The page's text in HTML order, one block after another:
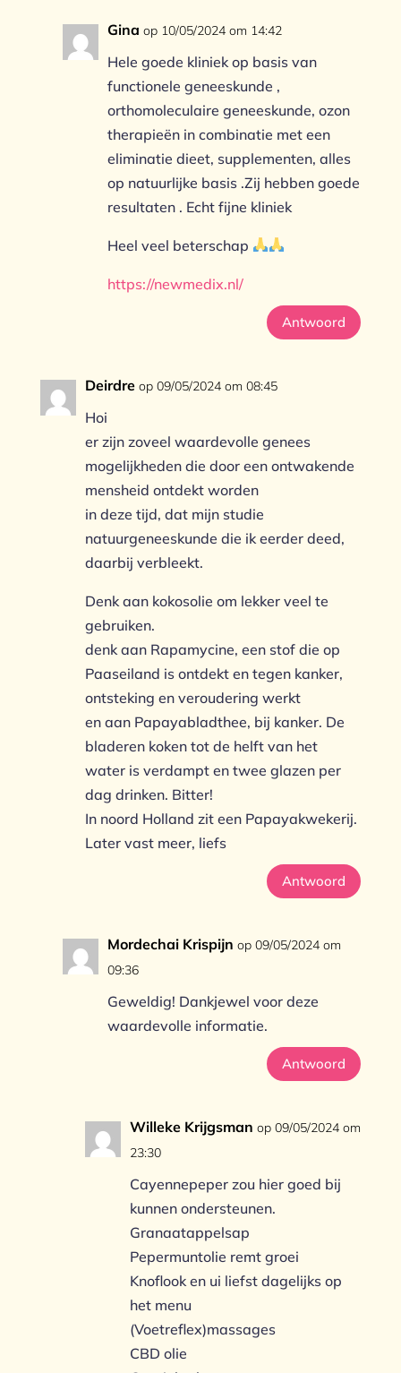
Gina op 10/05/2024 om 14:42
Hele goede kliniek op basis van
functionele geneeskunde ,
orthomoleculaire geneeskunde, ozon
therapieën in combinatie met een
eliminatie dieet, supplementen, alles
op natuurlijke basis .Zij hebben goede
resultaten . Echt fijne kliniek
Heel veel beterschap
https://newmedix.nl/
Antwoord
Deirdre op 09/05/2024 om 08:45
Hoi
er zijn zoveel waardevolle genees
mogelijkheden die door een ontwakende
mensheid ontdekt worden
in deze tijd, dat mijn studie
natuurgeneeskunde die ik eerder deed,
daarbij verbleekt.
Denk aan kokosolie om lekker veel te
gebruiken.
denk aan Rapamycine, een stof die op
Paaseiland is ontdekt en tegen kanker,
ontsteking en veroudering werkt
en aan Papayabladthee, bij kanker. De
bladeren koken tot de helft van het
water is verdampt en twee glazen per
dag drinken. Bitter!
In noord Holland zit een Papayakwekerij.
Later vast meer, liefs
Antwoord
Mordechai Krispijn op 09/05/2024 om
09:36
Geweldig! Dankjewel voor deze
waardevolle informatie.
Antwoord
Willeke Krijgsman op 09/05/2024 om
23:30
Cayennepeper zou hier goed bij
kunnen ondersteunen.
Granaatappelsap
Pepermuntolie remt groei
Knoflook en ui liefst dagelijks op
het menu
(Voetreflex)massages
CBD olie